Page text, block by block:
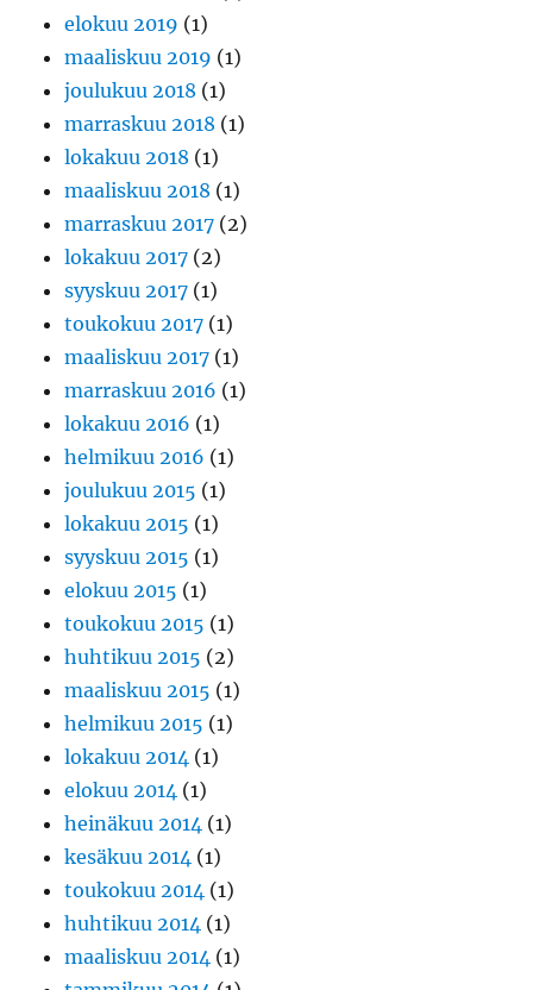
elokuu 2019 (1)
maaliskuu 2019 (1)
joulukuu 2018 (1)
marraskuu 2018 (1)
lokakuu 2018 (1)
maaliskuu 2018 (1)
marraskuu 2017 (2)
lokakuu 2017 (2)
syyskuu 2017 (1)
toukokuu 2017 (1)
maaliskuu 2017 (1)
marraskuu 2016 (1)
lokakuu 2016 (1)
helmikuu 2016 (1)
joulukuu 2015 (1)
lokakuu 2015 (1)
syyskuu 2015 (1)
elokuu 2015 (1)
toukokuu 2015 (1)
huhtikuu 2015 (2)
maaliskuu 2015 (1)
helmikuu 2015 (1)
lokakuu 2014 (1)
elokuu 2014 (1)
heinäkuu 2014 (1)
kesäkuu 2014 (1)
toukokuu 2014 (1)
huhtikuu 2014 (1)
maaliskuu 2014 (1)